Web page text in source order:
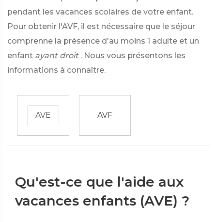
pendant les vacances scolaires de votre enfant.
Pour obtenir l'AVF, il est nécessaire que le séjour
comprenne la présence d'au moins 1 adulte et un
enfant ayant droit . Nous vous présentons les
informations à connaître.
AVE AVF
Qu'est-ce que l'aide aux
vacances enfants (AVE) ?